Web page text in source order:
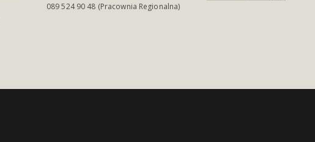
089 524 90 48 (Pracownia Regionalna)